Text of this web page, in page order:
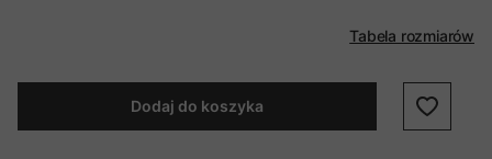
Tabela rozmiarów
Dodaj do koszyka